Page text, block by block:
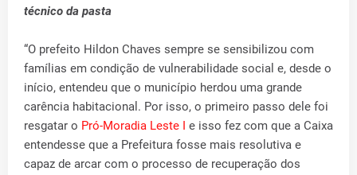
técnico da pasta
“O prefeito Hildon Chaves sempre se sensibilizou com
famílias em condição de vulnerabilidade social e, desde o
início, entendeu que o município herdou uma grande
carência habitacional. Por isso, o primeiro passo dele foi
resgatar o Pró-Moradia Leste I e isso fez com que a Caixa
entendesse que a Prefeitura fosse mais resolutiva e
capaz de arcar com o processo de recuperação dos